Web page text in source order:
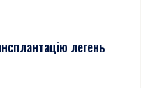
легень